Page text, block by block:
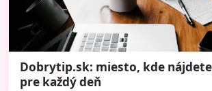
Dobrytip.sk: miesto, kde
pre každý deň